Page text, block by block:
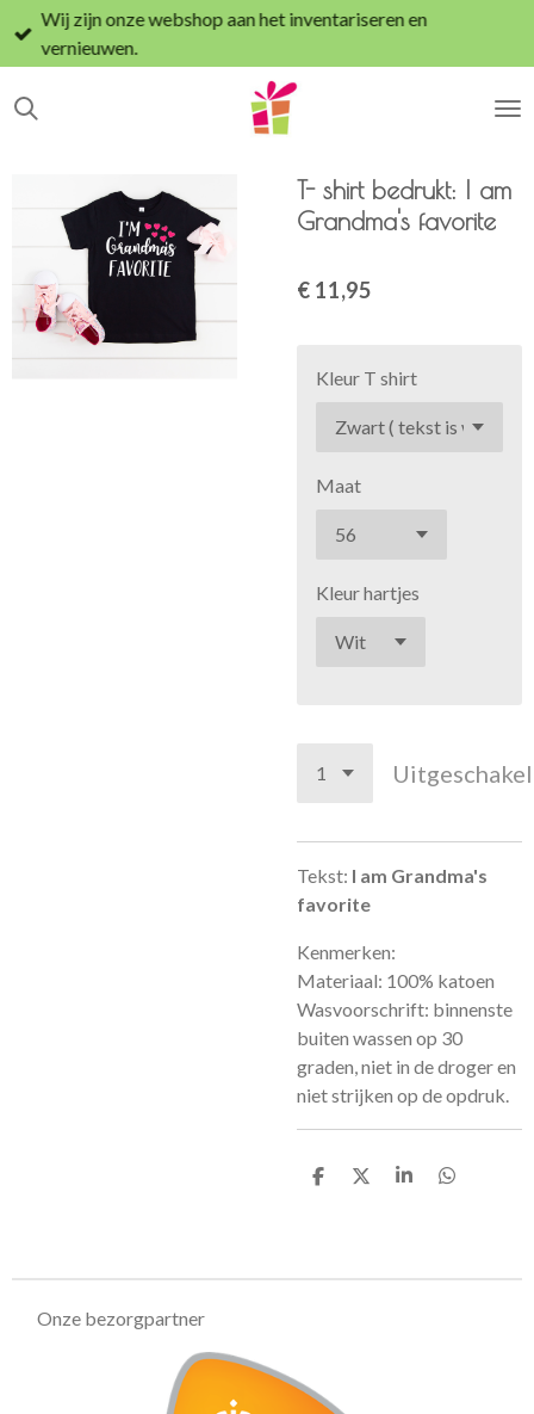
Ga
direct
de
Wij zijn onze webshop aan het inventariseren en
vernieuwen.
T- shirt bedrukt: I am
Grandma's favorite
€ 11,95
Kleur T shirt
Maat
Kleur hartjes
Tekst: I am Grandma's
favorite
Kenmerken:
Materiaal: 100% katoen
Wasvoorschrift: binnenste
buiten wassen op 30
graden, niet in de droger en
niet strijken op de opdruk.
D
D
S
D
Onze bezorgpartner